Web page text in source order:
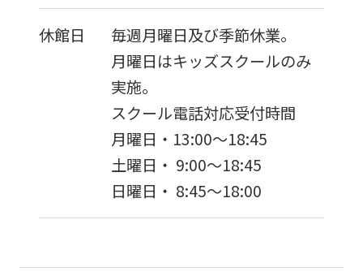
休館日
毎週月曜日及び季節休業。
月曜日はキッズスクールのみ
実施。
スクール電話対応受付時間
月曜日・13:00～18:45
土曜日・ 9:00～18:45
日曜日・ 8:45～18:00
Sports
official
website
automatically
translated
into
English.
Click
link